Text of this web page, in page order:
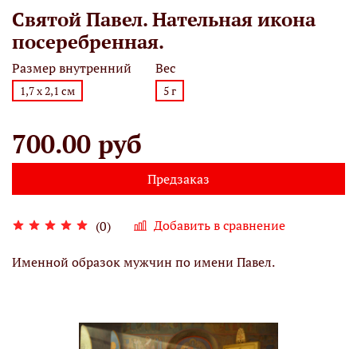
Святой Павел. Нательная икона
посеребренная.
(0) Добавить в сравнение
Размер внутренний
1,7 х 2,1 см
Вес
5 г
700.00 руб
Предзаказ
Именной образок мужчин по имени Павел.